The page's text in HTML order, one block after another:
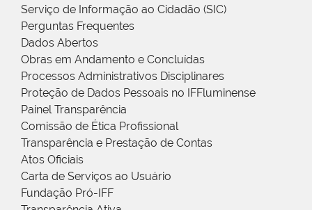
Serviço de Informação ao Cidadão (SIC)
Perguntas Frequentes
Dados Abertos
Obras em Andamento e Concluídas
Processos Administrativos Disciplinares
Proteção de Dados Pessoais no IFFluminense
Painel Transparência
Comissão de Ética Profissional
Transparência e Prestação de Contas
Atos Oficiais
Carta de Serviços ao Usuário
Fundação Pró-IFF